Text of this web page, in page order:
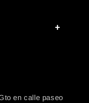
en calle paseo